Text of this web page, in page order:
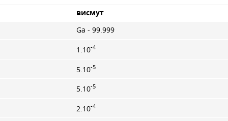
висмут
Ga - 99.999
1.10-4
5.10-5
5.10-5
2.10-4